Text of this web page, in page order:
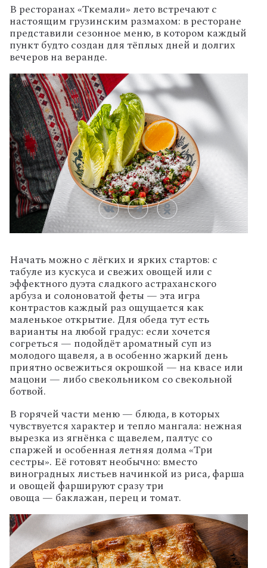
В ресторанах«Ткемали»летовстречаютс
настоящим грузинским размахом: в ресторане
представили сезонное меню,вкотором каждый
пунктбудтосоздан для тёплых дней и долгих
вечеровнаверанде.
Начатьможнослёгких и ярких стартов: с
табуле из кускусаи свежих овощей или с
эффектногодуэтасладкогоастраханского
арбузаи солоноватой феты — этаигра
контрастовкаждый раз ощущается как
маленькое открытие. Для обедатутесть
варианты налюбой градус: еслихочется
согреться — подойдётароматный суп из
молодогощавеля,авособенножаркий день
приятноосвежиться окрошкой — наквасе или
мацони — либосвекольником сосвекольной
ботвой.
В горячейчасти меню— блюда,вкоторых
чувствуетсяхарактер и тепломангала: нежная
вырезкаиз ягнёнкас щавелем,палтус со
спаржей и особеннаялетняя долма«Три
сестры». Её готовятнеобычно: вместо
виноградныхлистьевначинкой из риса,фарша
и овощей фаршируютсразутри
овоща— баклажан,переци томат.